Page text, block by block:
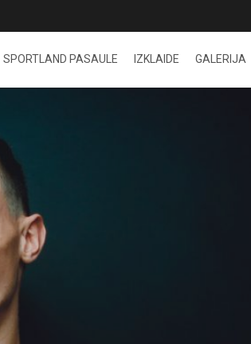
SPORTLAND PASAULE IZKLAIDE GALERIJA